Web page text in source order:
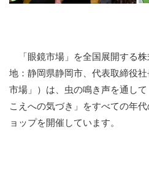
「眼鏡市場」を全国展開する
地：静岡県静岡市、代表取締役
市場」）は、虫の鳴き声を通し
こえへの気づき」をすべての年
ョップを開催しています。